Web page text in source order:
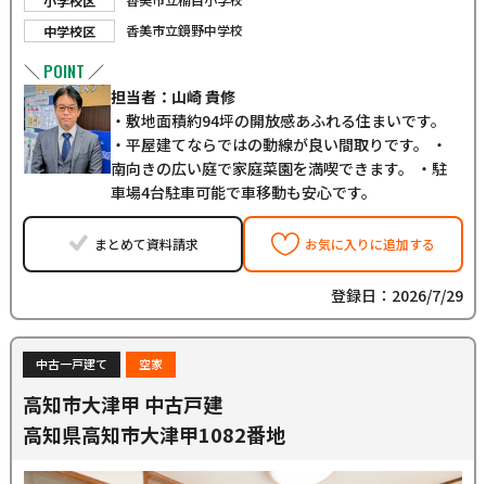
中学校区
香美市立鏡野中学校
＼ POINT ／
担当者：山崎 貴修
・敷地面積約94坪の開放感あふれる住まいです。
・平屋建てならではの動線が良い間取りです。 ・
南向きの広い庭で家庭菜園を満喫できます。 ・駐
車場4台駐車可能で車移動も安心です。
まとめて資料請求 お気に入りに追加する
登録日：2026/7/29
中古一戸建て 空家
高知市大津甲 中古戸建
高知県高知市大津甲1082番地